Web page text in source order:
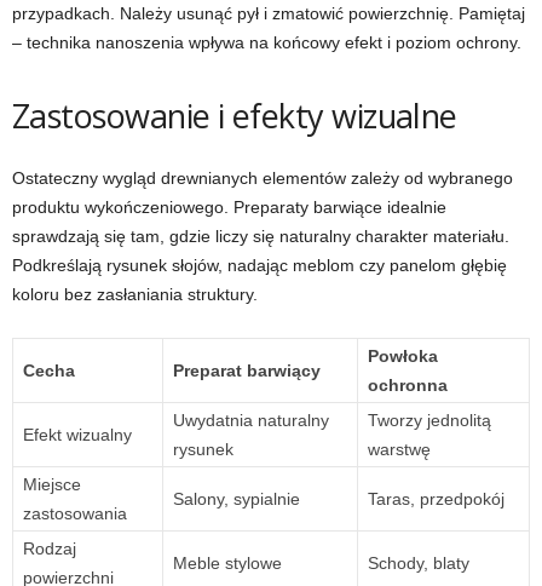
przypadkach. Należy usunąć pył i zmatowić powierzchnię. Pamiętaj
– technika nanoszenia wpływa na końcowy efekt i poziom ochrony.
Zastosowanie i efekty wizualne
Ostateczny wygląd drewnianych elementów zależy od wybranego
produktu wykończeniowego. Preparaty barwiące idealnie
sprawdzają się tam, gdzie liczy się naturalny charakter materiału.
Podkreślają rysunek słojów, nadając meblom czy panelom głębię
koloru bez zasłaniania struktury.
Cecha Preparat barwiący
Powłoka
ochronna
Efekt wizualny
Uwydatnia naturalny
rysunek
Tworzy jednolitą
warstwę
Miejsce
zastosowania
Salony, sypialnie Taras, przedpokój
Rodzaj
powierzchni
Meble stylowe Schody, blaty